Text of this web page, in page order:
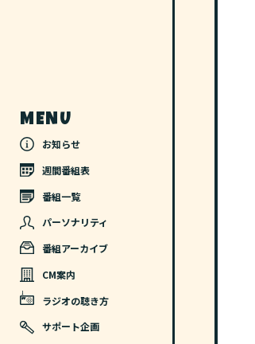
MENU
お知らせ
週間番組表
番組一覧
パーソナリティ
番組アーカイブ
CM案内
ラジオの聴き方
サポート企画